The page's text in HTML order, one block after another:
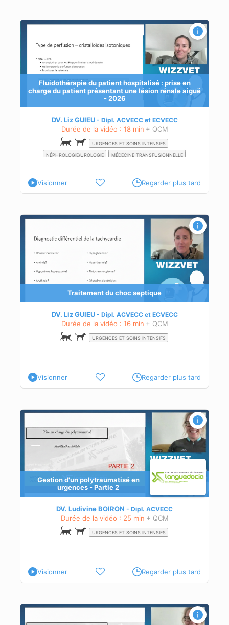
Fluidothérapie du patient hospitalisé : prise en
charge du patient présentant une lésion rénale aiguë
- 2026
DV. Liz GUIEU Dipl. ACVECCet ECVECC
Durée de la vidéo : 18 min + QCM
URGENCES ET SOINS INTENSIFS
NÉPHROLOGIE/UROLOGIE
MÉDECINE TRANSFUSIONNELLE
Visionner Regarder plus tard
Traitement du choc septique
DV. Liz GUIEU Dipl. ACVECCet ECVECC
Durée de la vidéo : 16 min + QCM
URGENCES ET SOINS INTENSIFS
Visionner Regarder plus tard
Gestion d'un polytraumatisé en
urgences - Partie 2
DV. Ludivine BOIRON Dipl. ACVECC
Durée de la vidéo : 25 min + QCM
URGENCES ET SOINS INTENSIFS
Visionner Regarder plus tard